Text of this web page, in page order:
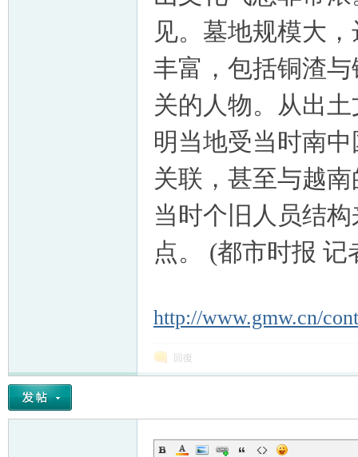
见。墓地规模大
丰富，包括铜渣
关的人物。从出
明当地受当时南
关联，甚至与越
当时个旧人员结
点。 (都市时报 记
http://www.gmw.cn/
回復